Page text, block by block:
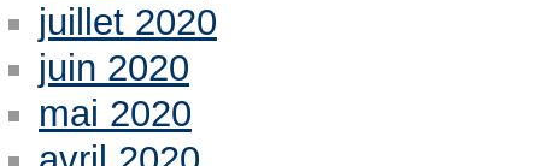
juillet 2020
juin 2020
mai 2020